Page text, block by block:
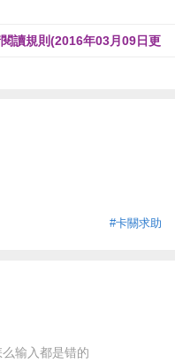
讀規則(2016年03月09日更
#卡關求助
输入都是错的